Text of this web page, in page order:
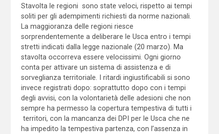
Stavolta le regioni sono state veloci, rispetto ai tempi
soliti per gli adempimenti richiesti da norme nazionali.
La maggioranza delle regioni riesce
sorprendentemente a deliberare le Usca entro i tempi
stretti indicati dalla legge nazionale (20 marzo). Ma
stavolta occorreva essere velocissimi. Ogni giorno
conta per attivare un sistema di assistenza e di
sorveglianza territoriale. I ritardi ingiustificabili si sono
invece registrati dopo: soprattutto dopo con i tempi
degli avvisi, con la volontarietà delle adesioni che non
sempre ha permesso la copertura tempestiva di tutti i
territori, con la mancanza dei DPI per le Usca che ne
ha impedito la tempestiva partenza, con l’assenza in